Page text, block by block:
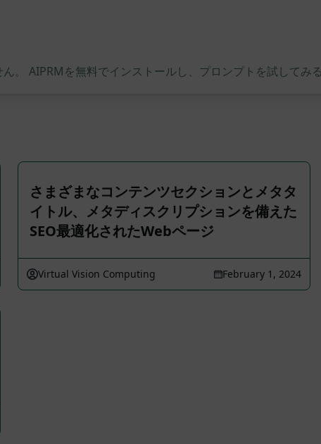
。 AIPRMを無料でインストールし、プロンプトを試してみ
さまざまなコンテンツセクションとメタタ
イトル、メタディスクリプションを備えた
SEO最適化されたWebページ
Virtual Vision Computing February 1, 2024